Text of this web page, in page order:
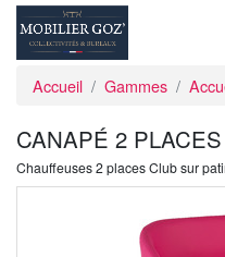
Accueil Gammes
CANAPÉ 2
Chauffeuses 2 places Club sur